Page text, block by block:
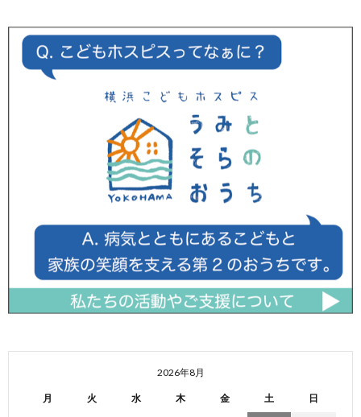
2026年8月
月 火 水 木 金 土 日